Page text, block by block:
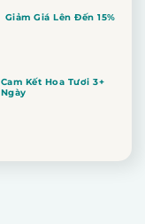
Giảm Giá Lên Đến 15%
Cam Kết Hoa Tươi 3+
Ngày